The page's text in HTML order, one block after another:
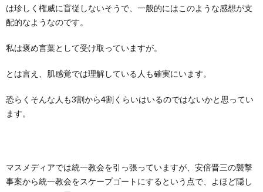
は珍しく権威に盲従しないそうで、一般的にはこのような感想が支
配的なようなのです。
私は褒め言葉として受け取っていますが。
とは言え、肌感覚では理解している人も確実にいます。
恐らくそんな人も3割から4割くらいはいるのではないかと思ってい
ます。
マスメディアでは統一教会を引っ張っていますが、安倍晋三の襲撃
事案から統一教会をスケープゴートにするという点で、よほど隠し